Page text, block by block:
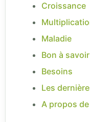
Croissance
Maladie
Bon à savoir
Besoins
Les
A propos